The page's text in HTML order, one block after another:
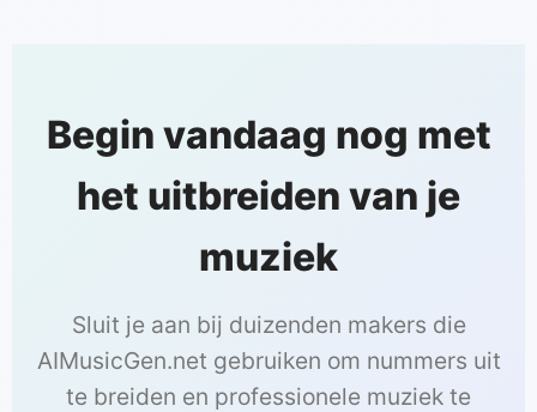
Begin vandaag nog met
het uitbreiden van je
muziek
Sluit je aan bij duizenden makers die
AIMusicGen.net gebruiken om nummers uit
te breiden en professionele muziek te